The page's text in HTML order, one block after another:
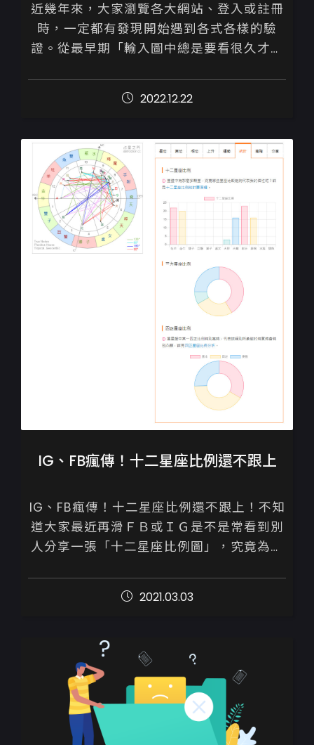
近幾年來，大家瀏覽各大網站、登入或註冊
時，一定都有發現開始遇到各式各樣的驗
證。從最早期「輸入圖中總是要看很久才會
選有ＯＯＯ的照片」，到現今的勾選「我不
是機器...
2022.12.22
IG、FB瘋傳！十二星座比例還不跟上
IG、FB瘋傳！十二星座比例還不跟上！不知
道大家最近再滑ＦＢ或ＩＧ是不是常看到別
人分享一張「十二星座比例圖」，究竟為何
看看自己究竟是什麼性格。
2021.03.03